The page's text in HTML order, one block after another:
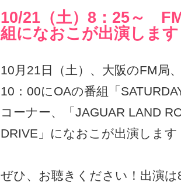
10/21（土）8：25～
組になおこが出演しま
10月21日（土）、大阪のFM局
10：00にOAの番組「
コーナー、「JAGUAR LAND
DRIVE」になおこが出演します
ぜひ、お聴きください！出演